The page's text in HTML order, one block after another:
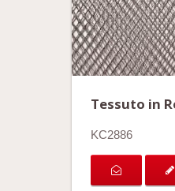
Tessuto in
KC2886